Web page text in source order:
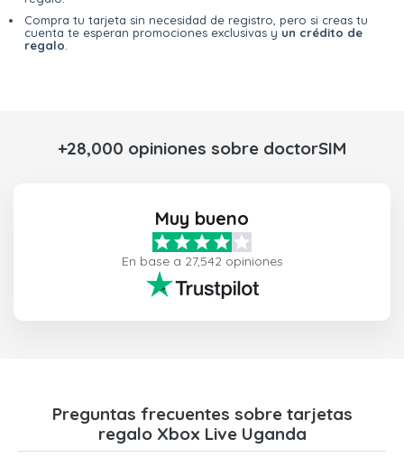
Compra tu tarjeta sin necesidad de registro, pero si creas tu
cuenta te esperan promociones exclusivas y un crédito de
regalo
+28,000 opiniones sobre doctorSIM
Muy bueno
En base a 27,542 opiniones
Preguntas frecuentes sobre tarjetas
regalo Xbox Live Uganda